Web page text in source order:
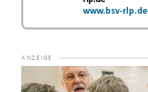
www.bsv-rlp.de
Player